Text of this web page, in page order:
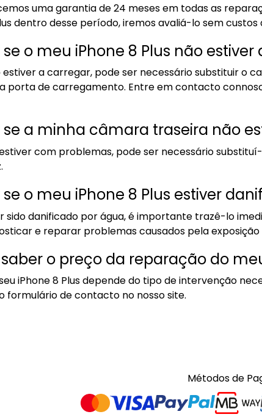
uma garantia de 24 meses em todas as
dentro desse período, iremos avaliá-lo sem
o meu iPhone 8 Plus não estiver
estiver a carregar, pode ser necessário substituir
porta de carregamento. Entre em contacto
se a minha câmara traseira não
com problemas, pode ser necessário
o meu iPhone 8 Plus estiver
sido danificado por água, é importante trazê-lo
e reparar problemas causados pela exposição
o preço da reparação do
iPhone 8 Plus depende do tipo de intervenção
formulário de contacto no nosso site.
Métodos de